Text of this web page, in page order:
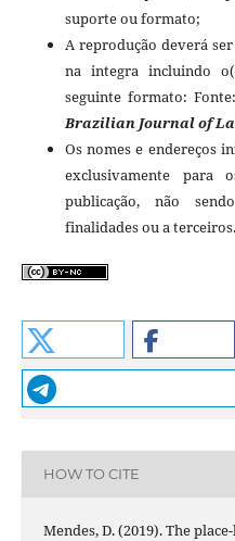
suporte ou formato;
A reprodução deverá
na integra incluindo
seguinte formato: Fonte:
Brazilian Journal of
Os nomes e endereços
exclusivamente para
publicação, não
finalidades ou a terceiros.
HOW TO CITE
Mendes, D. (2019). The